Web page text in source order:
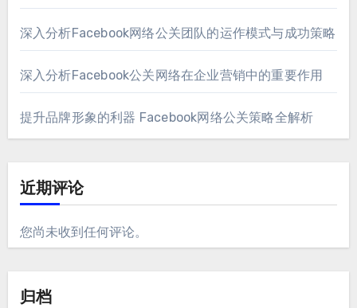
深入分析Facebook网络公关团队的运作模式与成功策略
深入分析Facebook公关网络在企业营销中的重要作用
提升品牌形象的利器 Facebook网络公关策略全解析
近期评论
您尚未收到任何评论。
归档